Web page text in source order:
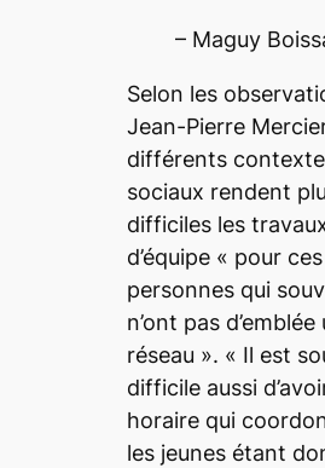
– Maguy
Selon les
Jean-Pierre
différents
sociaux rendent
difficiles les
d’équipe « pour ces
personnes qui
n’ont pas d’emblée
réseau ». « Il est
difficile aussi
horaire qui
les jeunes étant